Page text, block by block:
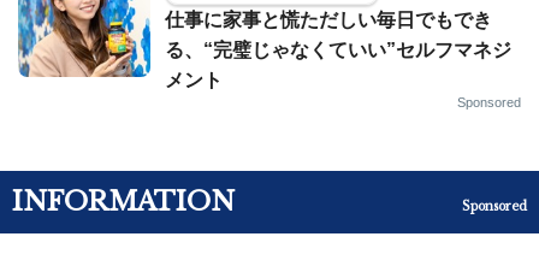
仕事に家事と慌ただしい毎日でもでき
る、“完璧じゃなくていい”セルフマネジ
メント
Sponsored
INFORMATION Sponsored